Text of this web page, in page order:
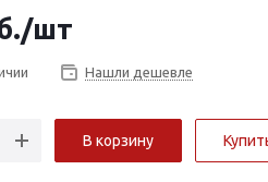
/шт
Нашли дешевле
В корзину